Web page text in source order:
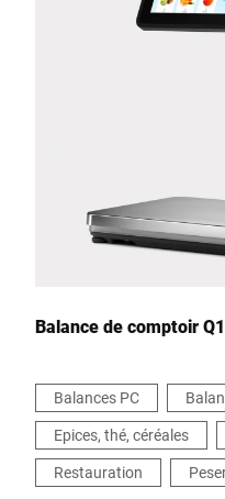
Je confirme par la présente
données pour traiter cette
peuvent être trouvées dans
Balance de comptoir
Balances PC
Epices, thé, céréales
Restauration